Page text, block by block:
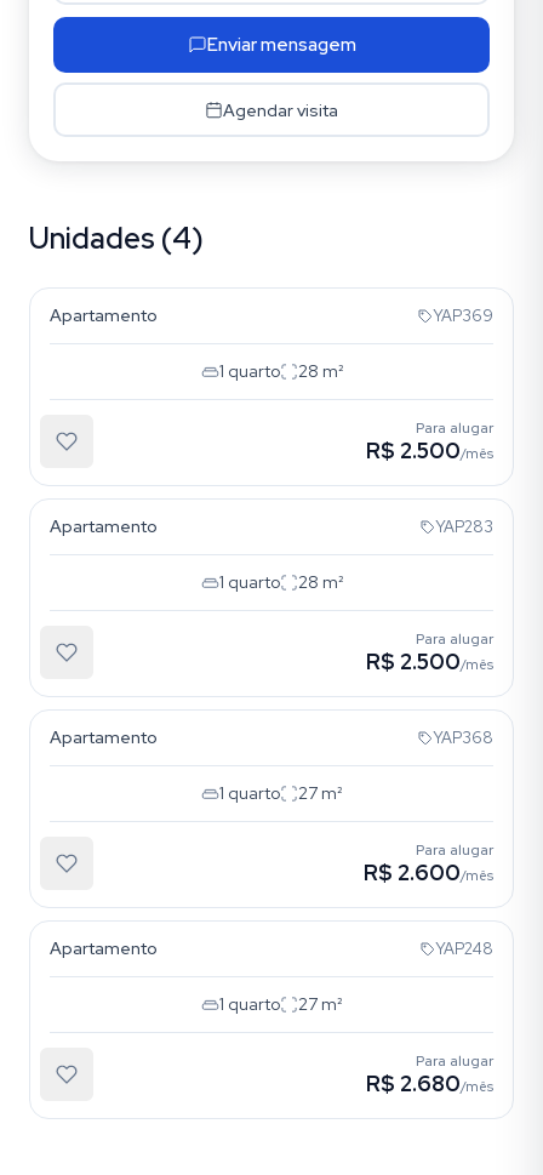
Enviar mensagem
Agendar visita
Unidades (4)
Mooca
Apartamento YAP369
1 quarto 28 m²
Para alugar
R$ 2.500/mês
Apartamento YAP283
1 quarto 28 m²
Para alugar
R$ 2.500/mês
Apartamento YAP368
1 quarto 27 m²
Para alugar
R$ 2.600/mês
Apartamento YAP248
1 quarto 27 m²
Para alugar
R$ 2.680/mês